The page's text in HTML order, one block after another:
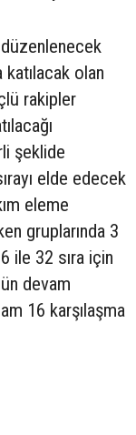
katılacak olan
rakipler
şeklide
elde edecek
eleme
gruplarında 3
ile 32 sıra için
devam
16 karşılaşma